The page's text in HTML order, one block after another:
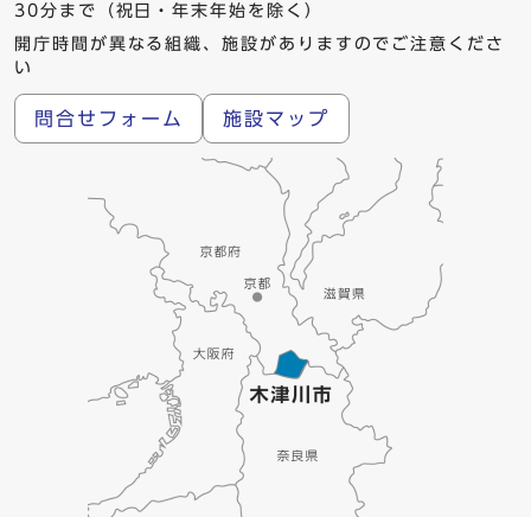
30分まで（祝日・年末年始を除く）
開庁時間が異なる組織、施設がありますのでご注意くださ
い
問合せフォーム 施設マップ